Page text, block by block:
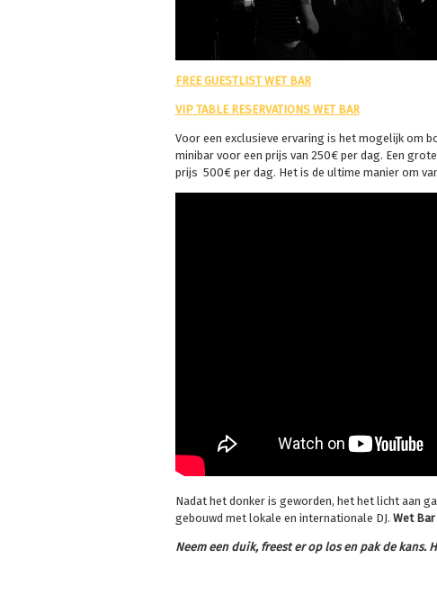
FREE GUESTLIST WET BAR
VIP TABLE RESERVATIONS WET BAR
Voor een exclusieve ervaring is het mogelijk om
minibar voor een prijs van 250€ per dag. Een
prijs 500€ per dag. Het is de ultime manier om
Nadat het donker is geworden, het het licht aan
gebouwd met lokale en internationale DJ. Wet Bar
Neem een duik, freest er op los en pak de kans.